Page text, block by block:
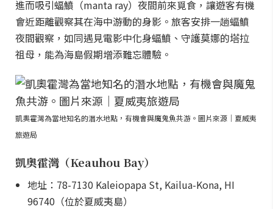
進而吸引蝠鱝（manta ray）夜間前來覓食，讓遊客有機
會近距離觀察其在海中游動的身影。旅客安排一趟蝠鱝
夜間觀察，如同遇見電影中化身蝠鱝、守護莫娜的塔拉
祖母，能為海島假期增添難忘體驗。
凱奧霍灣為當地知名的潛水地點，有機會與魔鬼魚共游。圖片來源｜夏威夷
旅遊局
凱奧霍灣（Keauhou Bay）
地址：78-7130 Kaleiopapa St, Kailua-Kona, HI
96740（位於夏威夷島）